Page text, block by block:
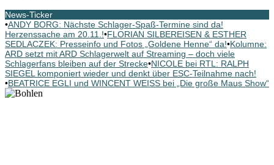
News-Ticker
•ANDY BORG: Nächste Schlager-Spaß-Termine sind da!
Herzenssache am 20.11.!•FLORIAN SILBEREISEN & ESTHER
SEDLACZEK: Presseinfo und Fotos „Goldene Henne“ da!•Kolumne:
ARD setzt mit ARD Schlagerwelt auf Streaming – doch viele
Schlagerfans bleiben auf der Strecke•NICOLE bei RTL: RALPH
SIEGEL komponiert wieder und denkt über ESC-Teilnahme nach!
•BEATRICE EGLI und WINCENT WEISS bei „Die große Maus Show“